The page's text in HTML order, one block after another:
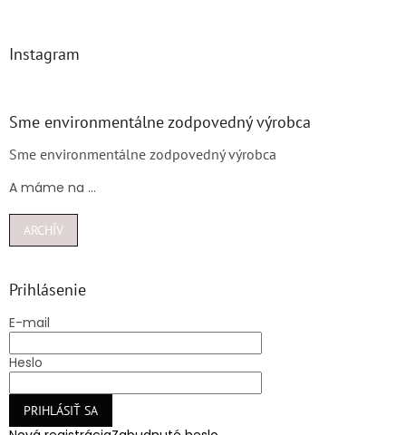
Instagram
Sme environmentálne zodpovedný výrobca
Sme environmentálne zodpovedný výrobca
A máme na ...
ARCHÍV
Prihlásenie
E-mail
Heslo
PRIHLÁSIŤ SA